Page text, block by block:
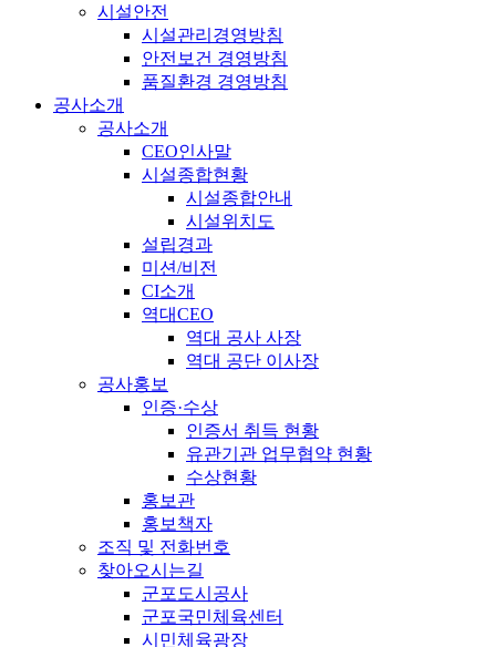
시설안전
시설관리경영방침
안전보건 경영방침
품질환경 경영방침
공사소개
공사소개
CEO인사말
시설종합현황
시설종합안내
시설위치도
설립경과
미션/비전
CI소개
역대CEO
역대 공사 사장
역대 공단 이사장
공사홍보
인증·수상
인증서 취득 현황
유관기관 업무협약 현황
수상현황
홍보관
홍보책자
조직 및 전화번호
찾아오시는길
군포도시공사
군포국민체육센터
시민체육광장